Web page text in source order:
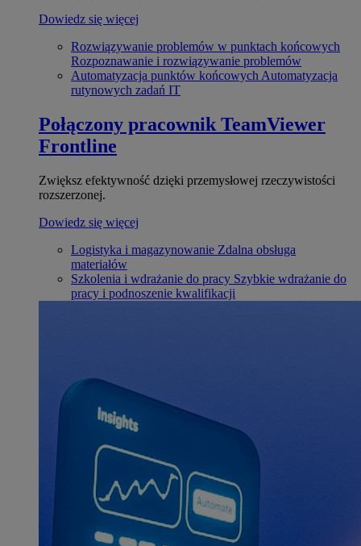
Dowiedz się więcej
Rozwiązywanie problemów w punktach końcowych
Rozpoznawanie i rozwiązywanie problemów
Automatyzacja punktów końcowych Automatyzacja
rutynowych zadań IT
Połączony pracownik TeamViewer
Frontline
Zwiększ efektywność dzięki przemysłowej rzeczywistości
rozszerzonej.
Dowiedz się więcej
Logistyka i magazynowanie Zdalna obsługa
materiałów
Szkolenia i wdrażanie do pracy Szybkie wdrażanie do
pracy i podnoszenie kwalifikacji